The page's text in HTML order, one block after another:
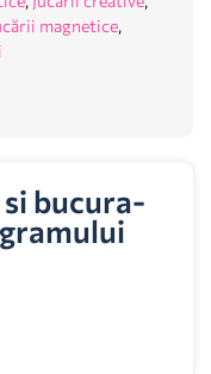
magnetice,
bucura-